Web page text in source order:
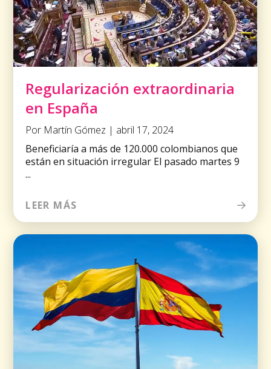
Regularización extraordinaria
en España
Por Martín Gómez | abril 17, 2024
Beneficiaría a más de 120.000 colombianos que
están en situación irregular El pasado martes 9
...
LEER MÁS